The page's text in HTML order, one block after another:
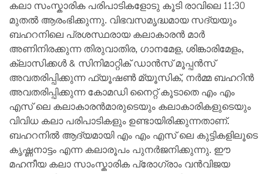
കലാ സംസ്കാരിക പരിപാടികളോടു കൂടി രാവിലെ 11:30
മുതൽ ആരംഭിക്കുന്നു. വിഭവസമൃദ്ധമായ സദ്യയും
ബഹറനിലെ പ്രശസ്ഥരായ കലാകാരൻ മാർ
അണിനിരക്കുന്ന തിരുവാതിര, ഗാനമേള, ശിങ്കാരിമേളം,
ക്ലാസിക്കൾ & സിനിമാറ്റിക് ഡാൻസ് മൂപ്പൻസ്
അവതരിപ്പിക്കുന്ന ഫ്യൂഷൺ മ്യൂസിക്, നർമ്മ ബഹറിൻ
അവതരിപ്പിക്കുന്ന കോമഡി നൈറ്റ് കൂടാതെ എം എം
എസ് ലെ കലാകാരൻമാരുടെയും കലാകാരികളുടെയും
വിവിധ കലാ പരിപാടികളും ഉണ്ടായിരിക്കുന്നതാണ്.
ബഹറനിൽ ആദ്യമായി എം എം എസ് ലെ കുട്ടികളിലൂടെ
കൃഷ്ണനാട്ടം എന്ന കലാരൂപം പുനർജനിക്കുന്നു. ഈ
മഹനീയ കലാ സാംസ്കാരിക പ്രോഗ്രാം വൻവിജയ